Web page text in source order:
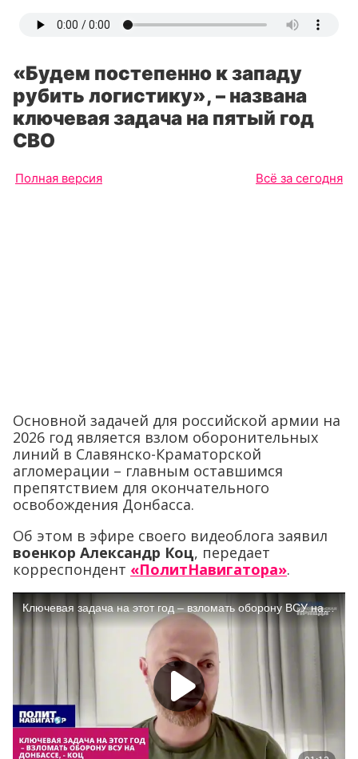
«Будем постепенно к западу
рубить логистику», – названа
ключевая задача на пятый год
СВО
Полная версия Всё за сегодня
Основной задачей для российской армии на
2026 год является взлом оборонительных
линий в Славянско-Краматорской
агломерации – главным оставшимся
препятствием для окончательного
освобождения Донбасса.
Об этом в эфире своего видеоблога заявил
военкор Александр Коц, передает
корреспондент «ПолитНавигатора».